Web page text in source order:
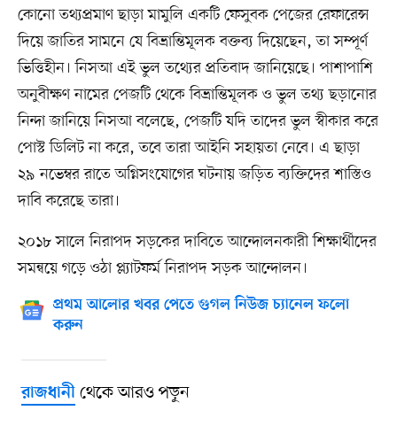
কোনো তথ্যপ্রমাণ ছাড়া মামুলি একটি ফেসুবক পেজের রেফারেন্স
দিয়ে জাতির সামনে যে বিভ্রান্তিমূলক বক্তব্য দিয়েছেন, তা সম্পূর্ণ
ভিত্তিহীন। নিসআ এই ভুল তথ্যের প্রতিবাদ জানিয়েছে। পাশাপাশি
অনুবীক্ষণ নামের পেজটি থেকে বিভ্রান্তিমূলক ও ভুল তথ্য ছড়ানোর
নিন্দা জানিয়ে নিসআ বলেছে, পেজটি যদি তাদের ভুল স্বীকার করে
পোস্ট ডিলিট না করে, তবে তারা আইনি সহায়তা নেবে। এ ছাড়া
২৯ নভেম্বর রাতে অগ্নিসংযোগের ঘটনায় জড়িত ব্যক্তিদের শাস্তিও
দাবি করেছে তারা।
২০১৮ সালে নিরাপদ সড়কের দাবিতে আন্দোলনকারী শিক্ষার্থীদের
সমন্বয়ে গড়ে ওঠা প্ল্যাটফর্ম নিরাপদ সড়ক আন্দোলন।
প্রথম আলোর খবর পেতে গুগল নিউজ চ্যানেল ফলো
করুন
রাজধানীথেকে আরও পড়ুন